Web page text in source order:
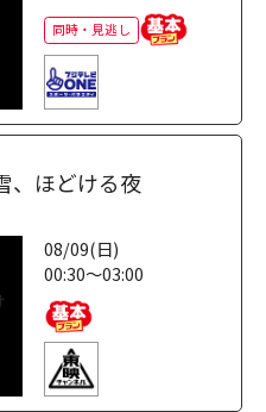
同時・見逃し
、ほどける夜
08/09(日)
00:30～03:00